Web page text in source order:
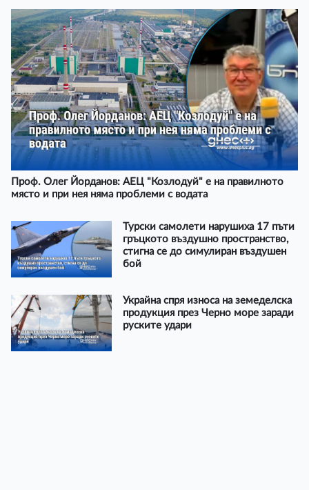
Проф. Олег Йорданов: АЕЦ "Козлодуй" е на правилното
място и при нея няма проблеми с водата
Турски самолети нарушиха 17 пъти
гръцкото въздушно пространство,
стигна се до симулиран въздушен
бой
Украйна спря износа на земеделска
продукция през Черно море заради
руските удари